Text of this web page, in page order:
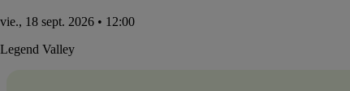
vie., 18 sept. 2026 • 12:00
Legend Valley